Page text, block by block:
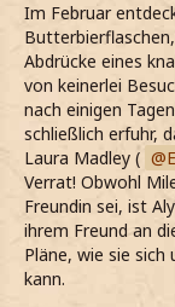
Im Februar
Abdrücke eines
von keinerlei
nach einigen
schließlich erfuhr,
Laura Madley (
Verrat! Obwohl
Freundin sei, ist
ihrem Freund an
Pläne, wie sie
kann.